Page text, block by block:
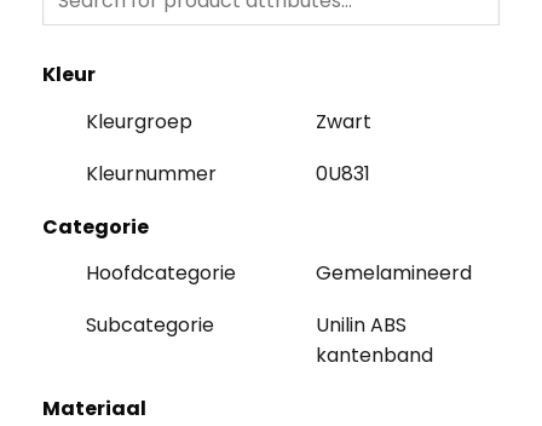
Kleur
Kleurgroep
Zwart
Kleurnummer
0U831
Categorie
Hoofdcategorie
Gemelamineerd
Subcategorie
Unilin ABS
kantenband
Materiaal